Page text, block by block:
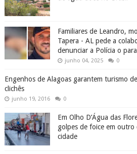
Familiares de Leandro,
Tapera - AL pede a
denunciar a Polícia o
junho 04, 2025 0
Engenhos de Alagoas garantem turismo
clichês
junho 19, 2016 0
Em Olho D’Água das
golpes de foice em
cidade